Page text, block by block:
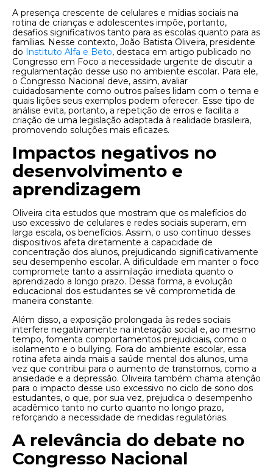
A presença crescente de celulares e mídias sociais na
rotina de crianças e adolescentes impõe, portanto,
desafios significativos tanto para as escolas quanto para as
famílias. Nesse contexto, João Batista Oliveira, presidente
do Instituto Alfa e Beto, destaca em artigo publicado no
Congresso em Foco a necessidade urgente de discutir a
regulamentação desse uso no ambiente escolar. Para ele,
o Congresso Nacional deve, assim, avaliar
cuidadosamente como outros países lidam com o tema e
quais lições seus exemplos podem oferecer. Esse tipo de
análise evita, portanto, a repetição de erros e facilita a
criação de uma legislação adaptada à realidade brasileira,
promovendo soluções mais eficazes.
Impactos negativos no
desenvolvimento e
aprendizagem
Oliveira cita estudos que mostram que os malefícios do
uso excessivo de celulares e redes sociais superam, em
larga escala, os benefícios. Assim, o uso contínuo desses
dispositivos afeta diretamente a capacidade de
concentração dos alunos, prejudicando significativamente
seu desempenho escolar. A dificuldade em manter o foco
compromete tanto a assimilação imediata quanto o
aprendizado a longo prazo. Dessa forma, a evolução
educacional dos estudantes se vê comprometida de
maneira constante.
Além disso, a exposição prolongada às redes sociais
interfere negativamente na interação social e, ao mesmo
tempo, fomenta comportamentos prejudiciais, como o
isolamento e o bullying. Fora do ambiente escolar, essa
rotina afeta ainda mais a saúde mental dos alunos, uma
vez que contribui para o aumento de transtornos, como a
ansiedade e a depressão. Oliveira também chama atenção
para o impacto desse uso excessivo no ciclo de sono dos
estudantes, o que, por sua vez, prejudica o desempenho
acadêmico tanto no curto quanto no longo prazo,
reforçando a necessidade de medidas regulatórias.
A relevância do debate no
Congresso Nacional